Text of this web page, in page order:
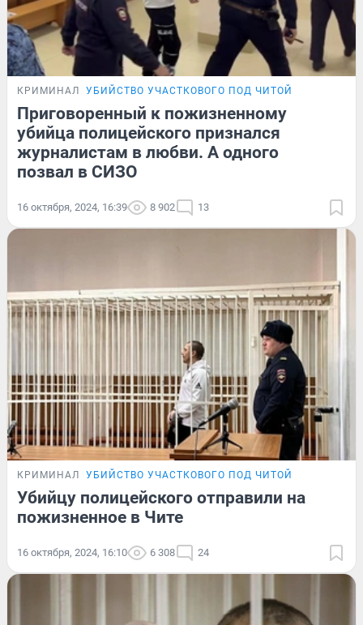
КРИМИНАЛ УБИЙСТВО УЧАСТКОВОГО ПОД ЧИТОЙ
Приговоренный к пожизненному
убийца полицейского признался
журналистам в любви. А одного
позвал в СИЗО
16 октября, 2024, 16:39 8 902 13
КРИМИНАЛ УБИЙСТВО УЧАСТКОВОГО ПОД ЧИТОЙ
Убийцу полицейского отправили на
пожизненное в Чите
16 октября, 2024, 16:10 6 308 24